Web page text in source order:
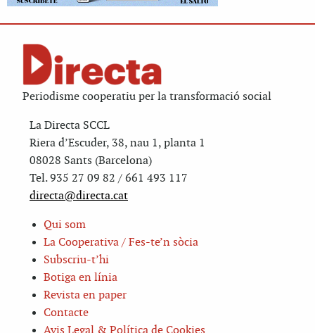
Periodisme cooperatiu per la transformació social
La Directa SCCL
Riera d’Escuder, 38, nau 1, planta 1
08028 Sants (Barcelona)
Tel. 935 27 09 82 / 661 493 117
directa@directa.cat
Qui som
La Cooperativa / Fes-te’n sòcia
Subscriu-t’hi
Botiga en línia
Revista en paper
Contacte